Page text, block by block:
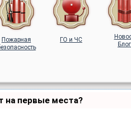
Пожарная
ГО и ЧС
на первые места?